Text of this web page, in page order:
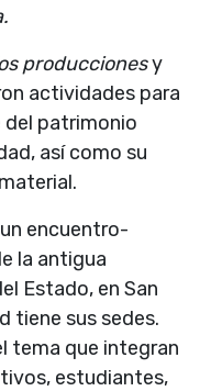
produccionesy
actividades para
del patrimonio
así como su
encuentro-
la antigua
Estado, en San
tiene sus sedes.
tema que integran
estudiantes,